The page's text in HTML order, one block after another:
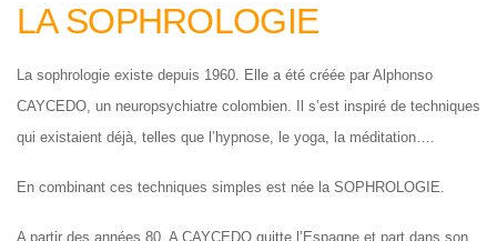
LA SOPHROLOGIE
La sophrologie existe depuis 1960. Elle a été créée par Alphonso
CAYCEDO, un neuropsychiatre colombien. Il s’est inspiré de techniques
qui existaient déjà, telles que l’hypnose, le yoga, la méditation….
En combinant ces techniques simples est née la SOPHROLOGIE.
A partir des années 80, A CAYCEDO quitte l’Espagne et part dans son